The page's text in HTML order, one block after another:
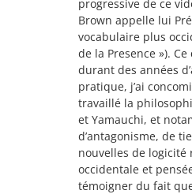
progressive de ce
Brown appelle lui
vocabulaire plus
de la Presence »).
durant des années
pratique, j’ai
travaillé la
et Yamauchi, et
d’antagonisme, de
nouvelles de
occidentale et
témoigner du fait